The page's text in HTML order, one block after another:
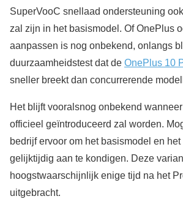
SuperVooC snellaad ondersteuning
zal zijn in het basismodel. Of OnePlus
aanpassen is nog onbekend, onlangs
duurzaamheidstest dat de OnePlus 10
sneller breekt dan concurrerende
Het blijft vooralsnog onbekend
officieel geïntroduceerd zal worden.
bedrijf ervoor om het basismodel en het
gelijktijdig aan te kondigen. Deze
hoogstwaarschijnlijk enige tijd na het
uitgebracht.